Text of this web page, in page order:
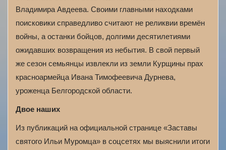
Владимира Авдеева. Своими главными находками
поисковики справедливо считают не реликвии времён
войны, а останки бойцов, долгими десятилетиями
ожидавших возвращения из небытия. В свой первый
же сезон семьянцы извлекли из земли Курщины прах
красноармейца Ивана Тимофеевича Дурнева,
уроженца Белгородской области.
Двое наших
Из публикаций на официальной странице «Заставы
святого Ильи Муромца» в соцсетях мы выяснили итоги